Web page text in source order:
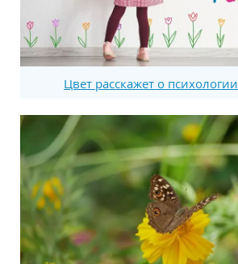
Цвет расскажет о